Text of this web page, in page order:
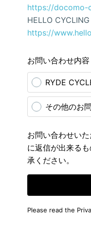
https://docomo-
HELLO CYCLING
https://
お問い合わせ内容
RYDE
その他のお
お問い合わせい
に返信が出来る
承ください。
Please read the